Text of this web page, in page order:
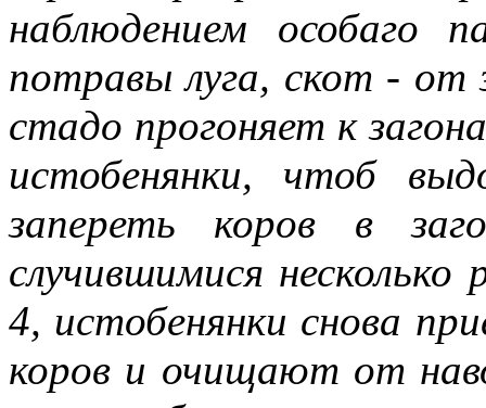
наблюдением особаго
потравы луга, скот - от
стадо прогоняет к
истобенянки, чтоб
запереть коров в
случившимися
4, истобенянки снова
коров и очищают от